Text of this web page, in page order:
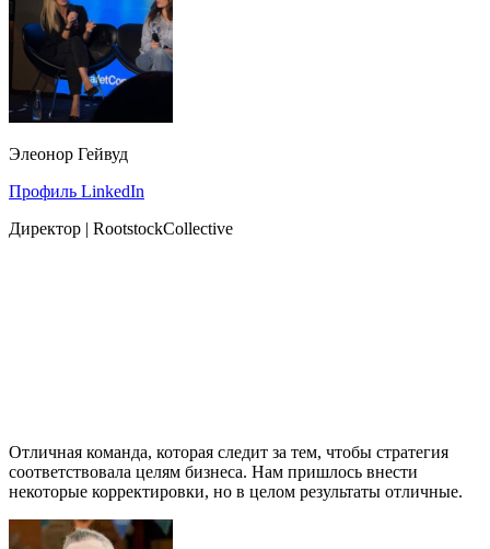
Элеонор Гейвуд
Профиль LinkedIn
Директор | RootstockCollective
Отличная команда, которая следит за тем, чтобы стратегия
соответствовала целям бизнеса. Нам пришлось внести
некоторые корректировки, но в целом результаты отличные.